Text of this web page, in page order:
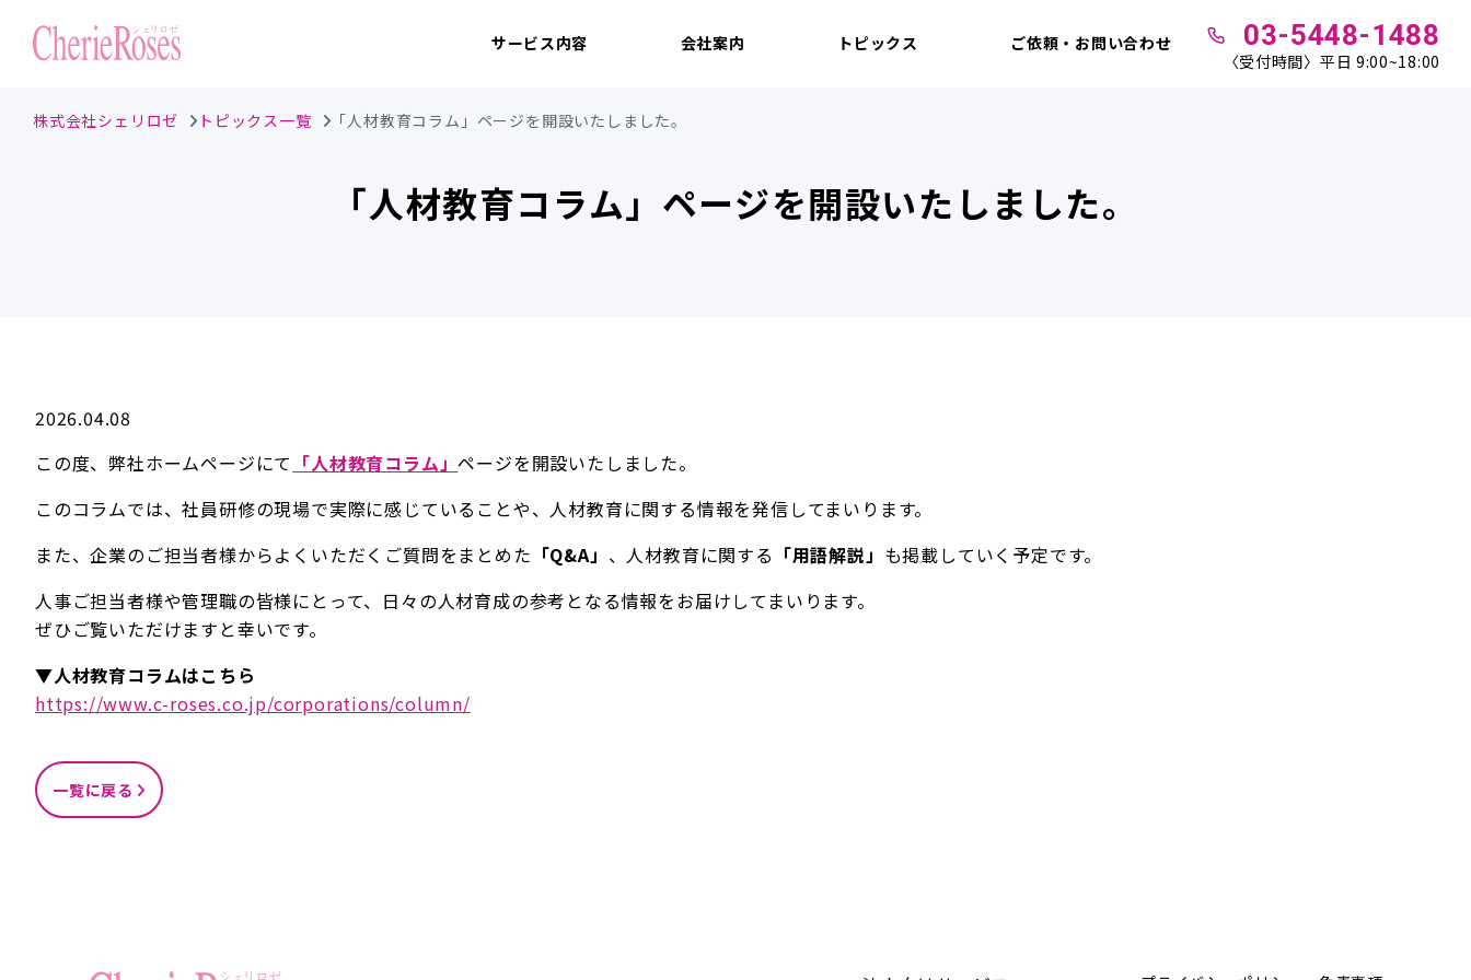
サービス内容 会社案内 トピックス ご依頼・お問い合わせ 03-5448-1488
〈受付時間〉平日 9:00~18:00
株式会社シェリロゼ トピックス一覧 「人材教育コラム」ページを開設いたしました。
「人材教育コラム」ページを開設いたしました。
2026.04.08
この度、弊社ホームページにて 「人材教育コラム」ページを開設いたしました。
このコラムでは、社員研修の現場で実際に感じていることや、人材教育に関する情報を発信してまいります。
また、企業のご担当者様からよくいただくご質問をまとめた 「Q&A」 、人材教育に関する 「用語解説」 も掲載していく予定です。
人事ご担当者様や管理職の皆様にとって、日々の人材育成の参考となる情報をお届けしてまいります。
ぜひご覧いただけますと幸いです。
▼人材教育コラムはこちら
https://www.c-roses.co.jp/corporations/column/
一覧に戻る